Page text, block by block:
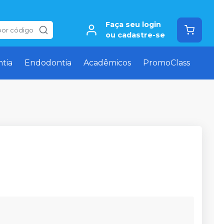
código
Faça seu login
ou cadastre-se
Endodontia Acadêmicos PromoClass